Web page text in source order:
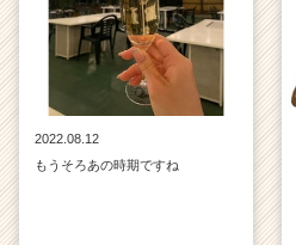
2022.08.12
もうそろあの時期ですね